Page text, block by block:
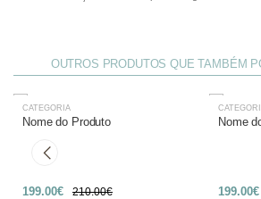
OUTROS PRODUTOS QUE TAMBÉM
-27%
CATEGORIA
Nome do Produto
199.00€ 210.00€
-27%
Nome
199.00€